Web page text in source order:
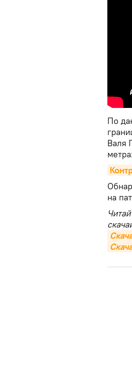
По
Валя
на